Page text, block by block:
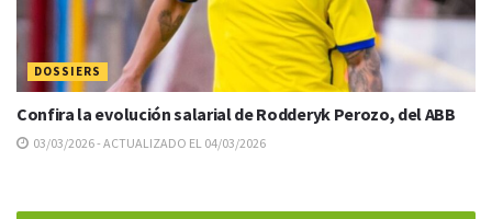
DOSSIERS
Confira la evolución salarial de Rodderyk Perozo, del ABB
03/03/2026 - ACTUALIZADO EL 04/03/2026